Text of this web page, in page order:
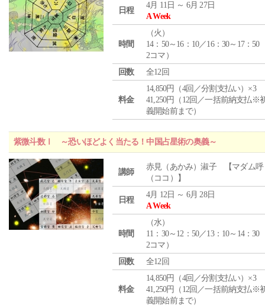
日程
4月 11日 ～ 6月 27日
A Week
時間
（火 ）
14：50～16：10／16：30～17：50
2コマ）
回数
全12回
料金
14,850円（4回／分割支払い）×3
41,250円（12回／一括前納支払※
義開始前まで）
紫微斗数Ⅰ ～恐いほどよく当たる！中国占星術の奥義～
講師
赤見（あかみ）淑子 【マダム呼
（ココ）】
日程
4月 12日 ～ 6月 28日
A Week
時間
（水）
11：30～12：50／13：10～14：30
2コマ）
回数
全12回
料金
14,850円（4回／分割支払い）×3
41,250円（12回／一括前納支払※
義開始前まで）